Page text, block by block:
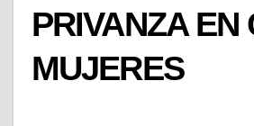
PRIVANZA EN
MUJERES